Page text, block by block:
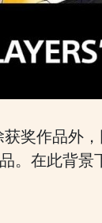
奖作品外
在此背